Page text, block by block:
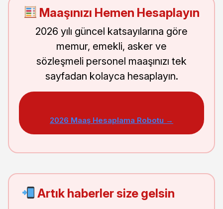
Maaşınızı Hemen Hesaplayın
2026 yılı güncel katsayılarına göre
memur, emekli, asker ve
sözleşmeli personel maaşınızı tek
sayfadan kolayca hesaplayın.
2026 Maaş Hesaplama Robotu →
Artık haberler size gelsin